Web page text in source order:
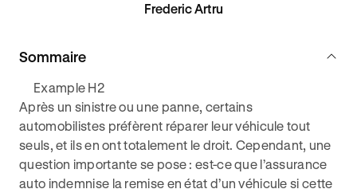
Frederic Artru
Sommaire
Example H2
Après un sinistre ou une panne, certains
automobilistes préfèrent réparer leur véhicule tout
seuls, et ils en ont totalement le droit. Cependant, une
question importante se pose : est-ce que l’assurance
auto indemnise la remise en état d’un véhicule si cette